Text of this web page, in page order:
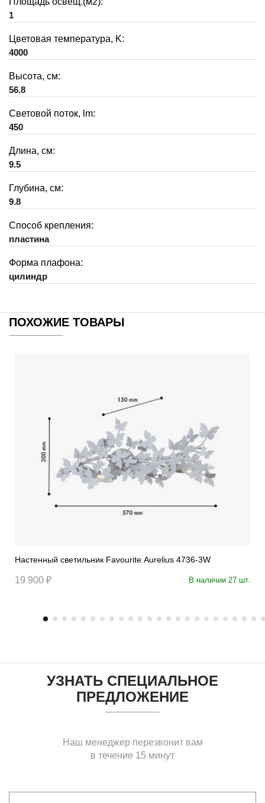
1
Цветовая температура, K:
4000
Высота, см:
56.8
Световой поток, lm:
450
Длина, см:
9.5
Глубина, см:
9.8
Способ крепления:
пластина
Форма плафона:
цилиндр
ПОХОЖИЕ ТОВАРЫ
Настенный светильник Favourite Aurelius 4736-3W
19 900 ₽ В наличии 27 шт.
УЗНАТЬ СПЕЦИАЛЬНОЕ
ПРЕДЛОЖЕНИЕ
Наш менеджер перезвонит вам
в течение 15 минут